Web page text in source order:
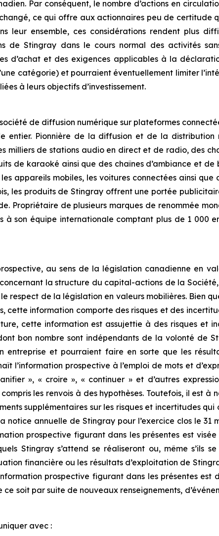
Par conséquent, le nombre d’actions en
ce qui offre aux actionnaires peu de certitude
leur ensemble, ces considérations rendent plus
de Stingray dans le cours normal des activités
d’achat et des exigences applicables à la
catégorie) et pourraient éventuellement limiter
à leurs objectifs d’investissement.
de diffusion numérique sur plateformes
entier. Pionnière de la diffusion et de la distribution
milliers de stations audio en direct et de radio, des
de karaoké ainsi que des chaînes d’ambiance et de
appareils mobiles, les voitures connectées ainsi
les produits de Stingray offrent une portée
Propriétaire de plusieurs marques de renommée
à son équipe internationale comptant plus de 1 000
au sens de la législation canadienne en
la structure du capital-actions de la
respect de la législation en valeurs mobilières. Bien
cette information comporte des risques et des
cette information est assujettie à des risques et
bon nombre sont indépendants de la volonté de
et pourraient faire en sorte que les
l’information prospective à l’emploi de mots et
», « croire », « continuer » et d’autres
les renvois à des hypothèses. Toutefois, il est
supplémentaires sur les risques et incertitudes
annuelle de Stingray pour l’exercice clos le 31
prospective figurant dans les présentes est
Stingray s’attend se réaliseront ou, même s’ils
financière ou les résultats d’exploitation de
prospective figurant dans les présentes est
soit par suite de nouveaux renseignements,
avec :